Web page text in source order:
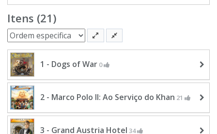
Itens (21)
1 - Dogs of War 0
2 - Marco Polo II: Ao Serviço do Khan 21
3 - Grand Austria Hotel 34